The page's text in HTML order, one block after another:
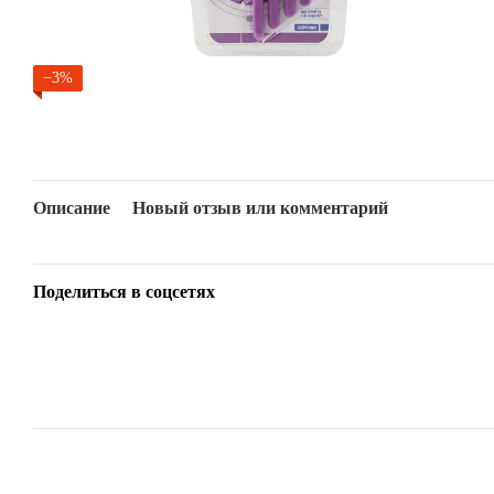
−3%
Описание Новый отзыв или комментарий
Поделиться в соцсетях